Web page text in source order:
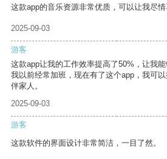
这款app的音乐资源非常优质，可以让我尽情
2025-09-03
游客
这款app让我的工作效率提高了50%，让我能
我以前经常加班，现在有了这个app，我可
伴家人。
2025-09-03
游客
这款软件的界面设计非常简洁，一目了然。